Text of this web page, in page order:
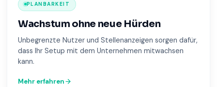
PLANBARKEIT
Wachstum ohne neue Hürden
Unbegrenzte Nutzer und Stellenanzeigen sorgen dafür,
dass Ihr Setup mit dem Unternehmen mitwachsen
kann.
Mehr erfahren